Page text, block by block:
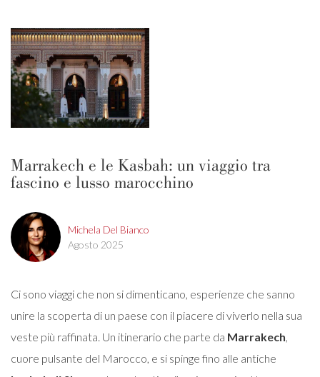
Marrakech e le Kasbah: un viaggio tra
fascino e lusso marocchino
Michela Del Bianco
Agosto 2025
Ci sono viaggi che non si dimenticano, esperienze che sanno
unire la scoperta di un paese con il piacere di viverlo nella sua
veste più raffinata. Un itinerario che parte da Marrakech,
cuore pulsante del Marocco, e si spinge fino alle antiche